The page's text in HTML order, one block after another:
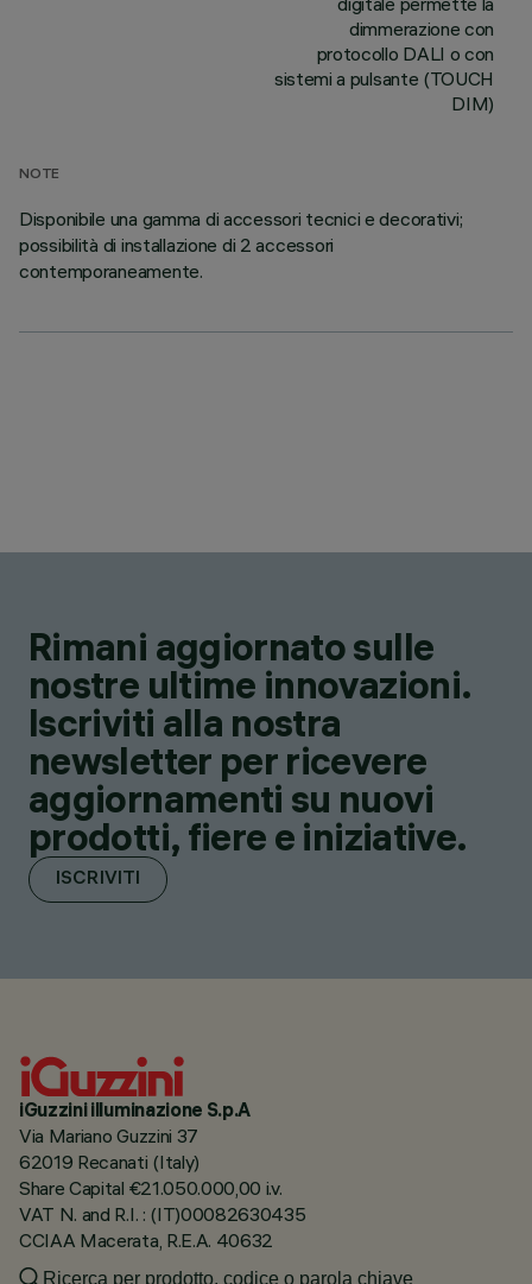
dimmerazione con
protocollo DALI o con
sistemi a pulsante (TOUCH
DIM)
NOTE
Disponibile una gamma di accessori tecnici e decorativi;
possibilità di installazione di 2 accessori
contemporaneamente.
Rimani aggiornato sulle
nostre ultime innovazioni.
Iscriviti alla nostra
newsletter per ricevere
aggiornamenti su nuovi
prodotti, fiere e iniziative.
ISCRIVITI
iGuzzini illuminazione S.p.A
Via Mariano Guzzini 37
62019 Recanati (Italy)
Share Capital €21.050.000,00 i.v.
VAT N. and R.I. : (IT)00082630435
CCIAA Macerata, R.E.A. 40632